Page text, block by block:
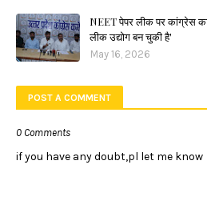
NEET पेपर लीक पर कांग्रेस
लीक उद्योग बन चुकी है'
May 16, 2026
POST A COMMENT
0 Comments
if you have any doubt,pl let me know